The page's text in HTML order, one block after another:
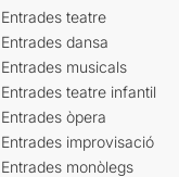
Entrades teatre
Entrades dansa
Entrades musicals
Entrades teatre infantil
Entrades òpera
Entrades improvisació
Entrades monòlegs